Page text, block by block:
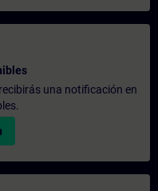
una notificación en